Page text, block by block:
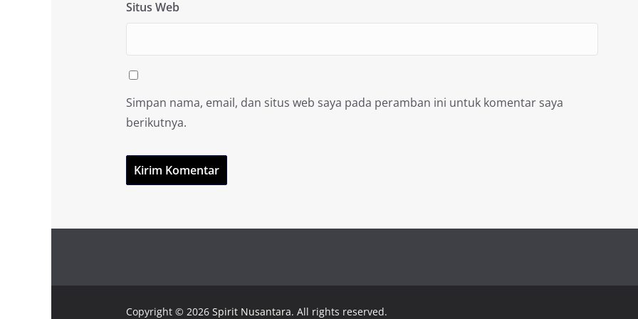
Situs Web
Simpan nama, email, dan situs web saya pada peramban ini untuk komentar saya
berikutnya.
Copyright © 2026 Spirit Nusantara. All rights reserved.